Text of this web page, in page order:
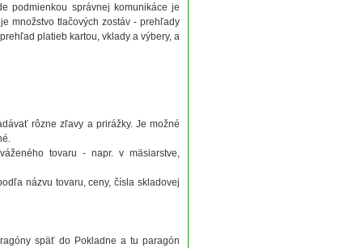
podmienkou správnej komunikáce je
množstvo tlačových zostáv - prehľady
platieb kartou, vklady a výbery, a
rôzne zľavy a prirážky. Je možné
tovaru - napr. v mäsiarstve,
názvu tovaru, ceny, čísla skladovej
späť do Pokladne a tu paragón